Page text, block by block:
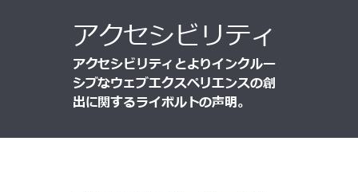
アクセシビリティ
アクセシビリティとよりインクルー
シブなウェブエクスペリエンスの創
出に関するライボルトの声明。